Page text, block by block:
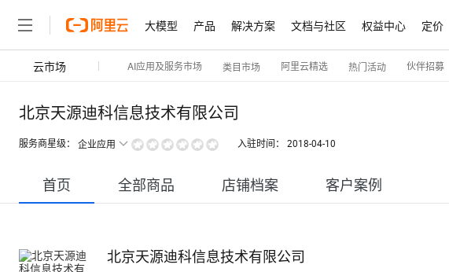
大模型 产品 解决方案 文档与社区 权益中心 定价
云市场 AI应用及服务市场 类目市场 阿里云精选 热门活动 伙伴招募
北京天源迪科信息技术有限公司
服务商星级： 企业应用 入驻时间： 2018-04-10
首页 全部商品 店铺档案 客户案例
北京天源迪科信息技术有限公司